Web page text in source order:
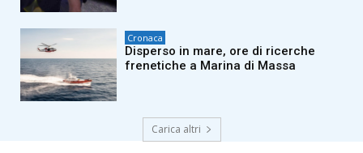
Cronaca
Disperso in mare, ore di ricerche
frenetiche a Marina di Massa
Carica altri